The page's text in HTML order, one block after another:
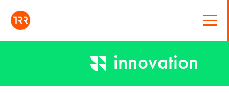
innovation